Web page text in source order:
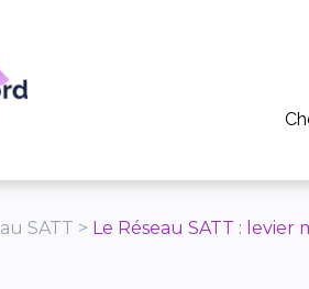
SATT > Le Réseau SATT :